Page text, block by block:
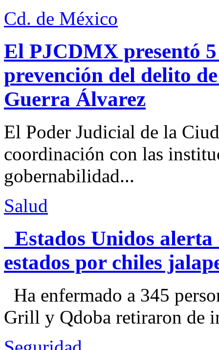
Cd. de México
El PJCDMX presentó
prevención del delito
Guerra Álvarez
El Poder Judicial de la
coordinación con las
gobernabilidad...
Salud
Estados Unidos alerta
estados por chiles
Ha enfermado a 345
Grill y Qdoba retiraron de